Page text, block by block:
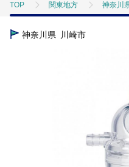
TOP 関東地方 神奈川
TOP
神奈川県 川崎市